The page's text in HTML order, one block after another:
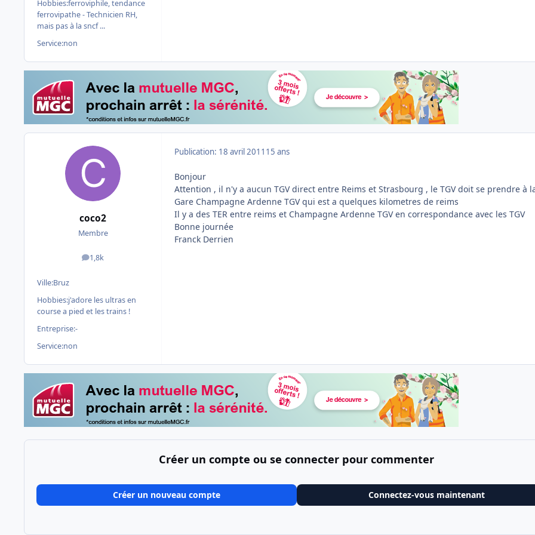
Hobbies:ferroviphile, tendance
ferrovipathe - Technicien RH,
mais pas à la sncf ...
Service:non
coco2
Membre
1,8k
messages
Ville:Bruz
Hobbies:j'adore les ultras en
course a pied et les trains !
Entreprise:-
Service:non
Publication: 18 avril 2011 15 ans
Bonjour
Attention , il n'y a aucun TGV direct entre Reims et Strasbourg , le TGV doit se prendre à
Gare Champagne Ardenne TGV qui est a quelques kilometres de reims
Il y a des TER entre reims et Champagne Ardenne TGV en correspondance avec les TGV
Bonne journée
Franck Derrien
Créer un compte ou se connecter pour commenter
Créer un nouveau compte Connectez-vous maintenant